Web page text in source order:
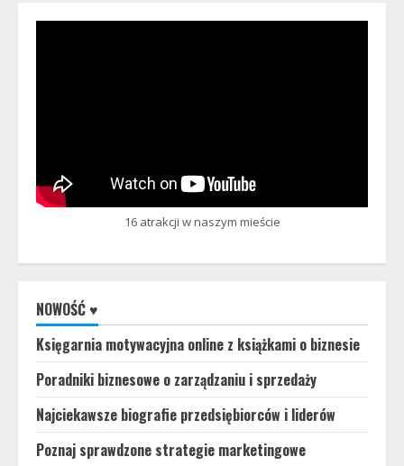
16 atrakcji w naszym mieście
NOWOŚĆ ♥
Księgarnia motywacyjna online z książkami o biznesie
Poradniki biznesowe o zarządzaniu i sprzedaży
Najciekawsze biografie przedsiębiorców i liderów
Poznaj sprawdzone strategie marketingowe